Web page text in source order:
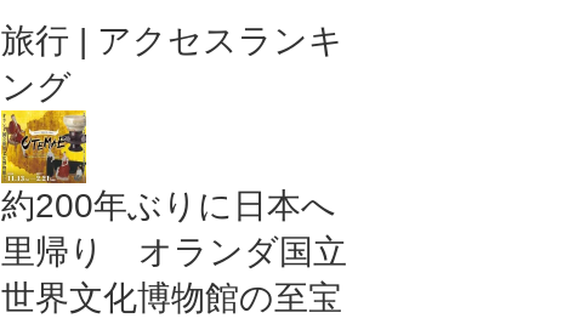
旅行 | アクセスランキ
ング
約200年ぶりに日本へ
里帰り オランダ国立
世界文化博物館の至宝